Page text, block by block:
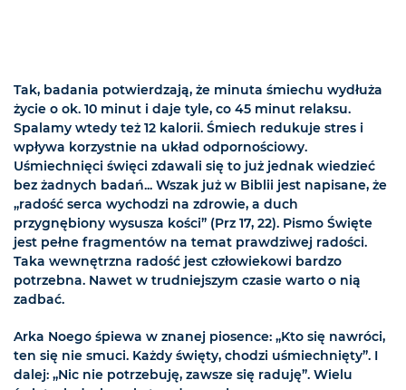
Tak, badania potwierdzają, że minuta śmiechu wydłuża
życie o ok. 10 minut i daje tyle, co 45 minut relaksu.
Spalamy wtedy też 12 kalorii. Śmiech redukuje stres i
wpływa korzystnie na układ odpornościowy.
Uśmiechnięci święci zdawali się to już jednak wiedzieć
bez żadnych badań... Wszak już w Biblii jest napisane, że
„radość serca wychodzi na zdrowie, a duch
przygnębiony wysusza kości” (Prz 17, 22). Pismo Święte
jest pełne fragmentów na temat prawdziwej radości.
Taka wewnętrzna radość jest człowiekowi bardzo
potrzebna. Nawet w trudniejszym czasie warto o nią
zadbać.
Arka Noego śpiewa w znanej piosence: „Kto się nawróci,
ten się nie smuci. Każdy święty, chodzi uśmiechnięty”. I
dalej: „Nic nie potrzebuję, zawsze się raduję”. Wielu